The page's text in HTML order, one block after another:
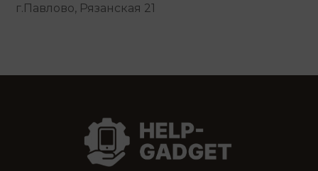
г.Павлово, Рязанская 21